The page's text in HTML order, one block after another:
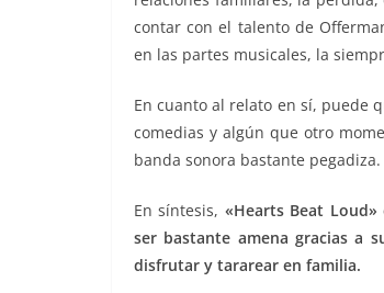
contar con el talento de
en las partes musicales, la
En cuanto al relato en sí, puede
comedias y algún que otro
banda sonora bastante pegadiza.
En síntesis, «Hearts Beat
ser bastante amena gracias a
disfrutar y tararear en familia.